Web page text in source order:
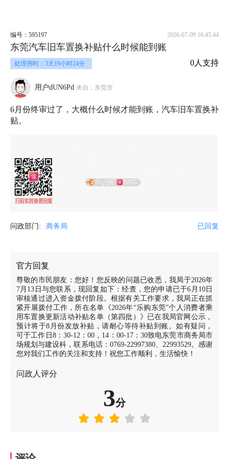
编号：595197 2026-07-09 16:45:44
东莞汽车旧车置换补贴什么时候能到账
处理用时：3天19小时24分 0人支持
用户dUN6Pd 来自：东莞市
6月份终审过了，大概什么时候才能到账，汽车旧车置换补
贴。
问政部门: 商务局 已回复
官方回复
尊敬的市民朋友：您好！您反映的问题已收悉，我局于2026年
7月13日与您联系，现回复如下：经查，您的申请已于6月10日
审核通过进入资金拨付阶段。根据有关工作要求，我局正在抓
紧开展拨付工作，所在名单《2026年“乐购东莞”个人消费者乘
用车置换更新活动补贴名单（第四批）》已在我局官网公示，
预计将于8月份发放补贴，请耐心等待补贴到账。如有疑问，
可于工作日8：30-12：00，14：00-17：30致电东莞市商务局市
场规划与建设科，联系电话：0769-22997380、22993529。感谢
您对我们工作的关注和支持！祝您工作顺利，生活愉快！
问政人评分
3分